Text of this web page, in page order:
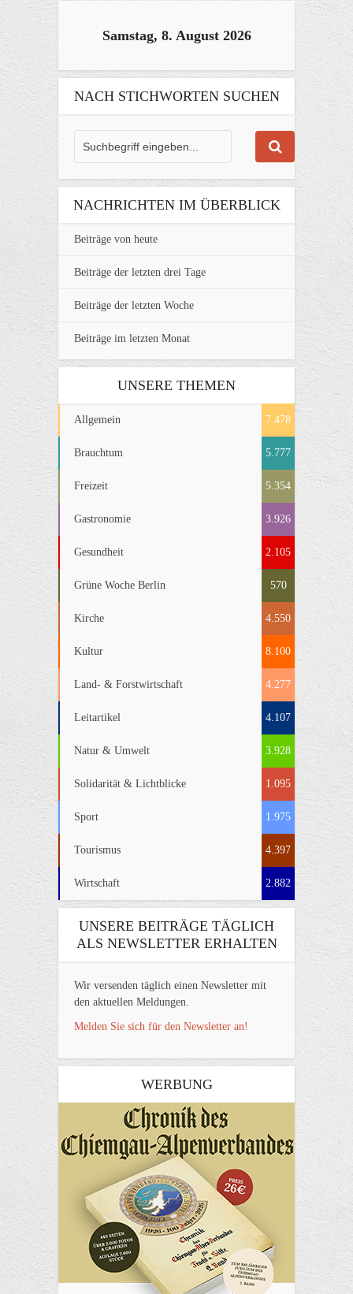
Samstag, 8. August 2026
NACH STICHWORTEN SUCHEN
NACHRICHTEN IM ÜBERBLICK
Beiträge von heute
Beiträge der letzten drei Tage
Beiträge der letzten Woche
Beiträge im letzten Monat
UNSERE THEMEN
Allgemein 7.478
Brauchtum 5.777
Freizeit 5.354
Gastronomie 3.926
Gesundheit 2.105
Grüne Woche Berlin 570
Kirche 4.550
Kultur 8.100
Land- & Forstwirtschaft 4.277
Leitartikel 4.107
Natur & Umwelt 3.928
Solidarität & Lichtblicke 1.095
Sport 1.975
Tourismus 4.397
Wirtschaft 2.882
UNSERE BEITRÄGE TÄGLICH
ALS NEWSLETTER ERHALTEN
Wir versenden täglich einen Newsletter mit
den aktuellen Meldungen.
Melden Sie sich für den Newsletter an!
WERBUNG